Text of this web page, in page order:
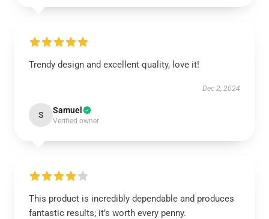
Trendy design and excellent quality, love it!
Dec 2, 2024
S Samuel
Verified owner
This product is incredibly dependable and produces
fantastic results; it’s worth every penny.